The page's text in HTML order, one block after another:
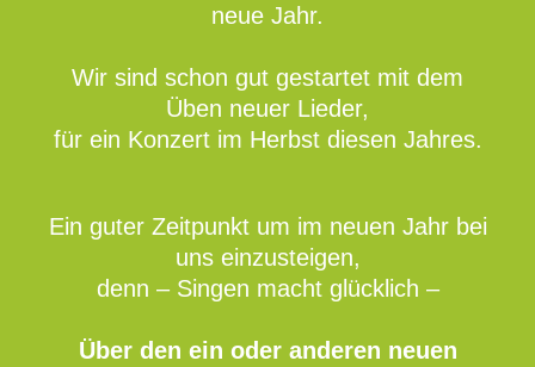
neue Jahr.
Wir sind schon gut gestartet mit dem
Üben neuer Lieder,
für ein Konzert im Herbst diesen Jahres.
Ein guter Zeitpunkt um im neuen Jahr bei
uns einzusteigen,
denn – Singen macht glücklich –
Über den ein oder anderen neuen